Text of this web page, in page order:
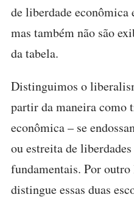
de liberdade
mas também não são
da tabela.
Distinguimos o
partir da maneira como
econômica – se
ou estreita de
fundamentais. Por
distingue essas duas